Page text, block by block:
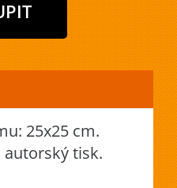
25x25 cm.
tisk.